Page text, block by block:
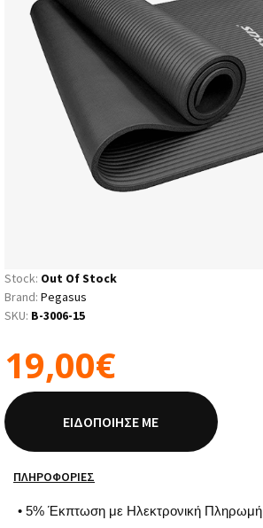
Stock: Out Of Stock
Brand: Pegasus
SKU: B-3006-15
19,00€
ΕΙΔΟΠΟΊΗΣΈ ΜΕ
ΠΛΗΡΟΦΟΡΊΕΣ
• 5% Έκπτωση με Ηλεκτρονική Πληρωμή